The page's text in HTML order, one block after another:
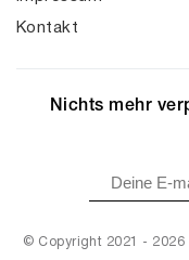
Kontakt
© Copyright 2021 - 2026
Nichts mehr